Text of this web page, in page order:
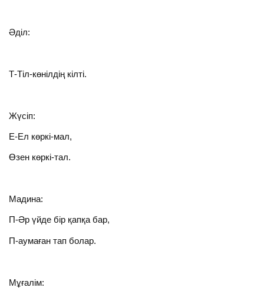
Әділ:
Т-Тіл-көнілдің кілті.
Жүсіп:
Е-Ел көркі-мал,
Өзен көркі-тал.
Мадина:
П-Әр үйде бір қапқа бар,
П-аумаған тап болар.
Мұғалім: